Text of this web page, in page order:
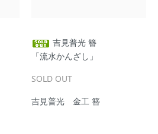
吉見普光 簪
「流水かんざし」
SOLD OUT
吉見普光 金工 簪